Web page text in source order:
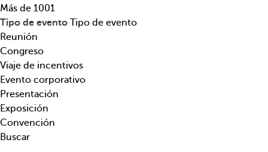
n
o
,
t
e
m
á
t
i
c
f
l
e
c
h
a
h
a
c
i
Más de 1001
Tipo de evento Tipo de evento
Reunión
Congreso
Viaje de incentivos
Evento corporativo
Presentación
Exposición
Convención
Buscar